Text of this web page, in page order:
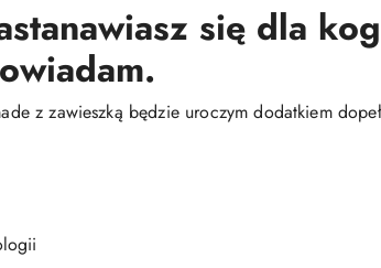
się dla
z zawieszką będzie uroczym dodatkiem